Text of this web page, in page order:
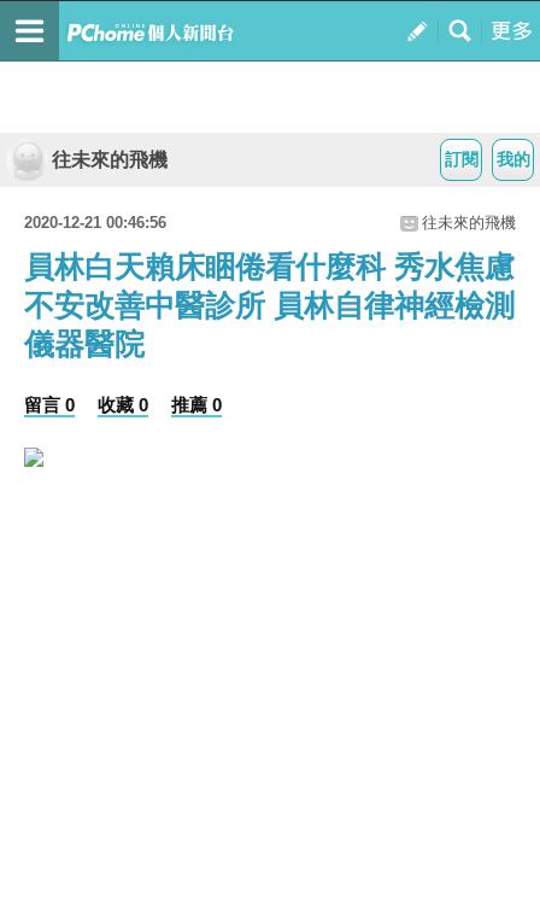
我的
訂閱
往未來的飛機
2020-12-21 00:46:56 往未來的飛機
員林白天賴床睏倦看什麼科 秀水焦慮
不安改善中醫診所 員林自律神經檢測
儀器醫院
留言 0 收藏 0 推薦 0